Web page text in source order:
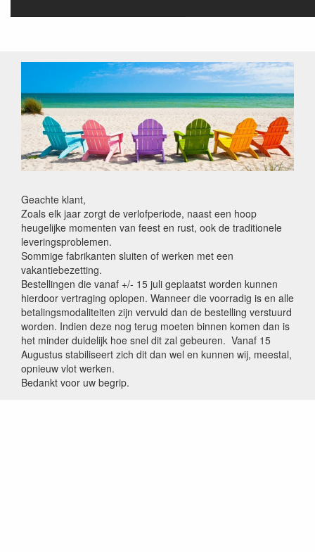
Geachte klant,
Zoals elk jaar zorgt de verlofperiode, naast een hoop
heugelijke momenten van feest en rust, ook de traditionele
leveringsproblemen.
Sommige fabrikanten sluiten of werken met een
vakantiebezetting.
Bestellingen die vanaf +/- 15 juli geplaatst worden kunnen
hierdoor vertraging oplopen. Wanneer die voorradig is en alle
betalingsmodaliteiten zijn vervuld dan de bestelling verstuurd
worden. Indien deze nog terug moeten binnen komen dan is
het minder duidelijk hoe snel dit zal gebeuren. Vanaf 15
Augustus stabiliseert zich dit dan wel en kunnen wij, meestal,
opnieuw vlot werken.
Bedankt voor uw begrip.